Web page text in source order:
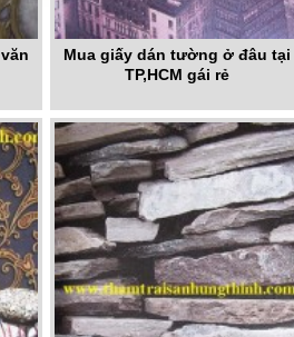
Mua giấy dán tường ở đâu tại
TP,HCM gái rẻ